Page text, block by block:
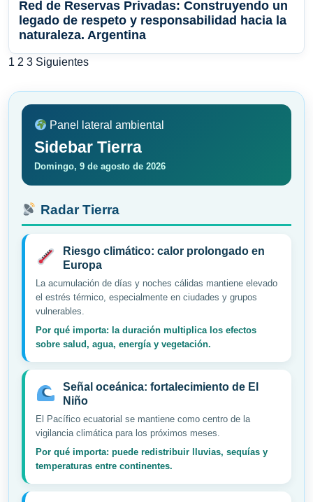
Red de Reservas Privadas: Construyendo un
legado de respeto y responsabilidad hacia la
naturaleza. Argentina
Paginación
de
entradas
1 2 3 Siguientes
Panel lateral ambiental
Sidebar Tierra
Domingo, 9 de agosto de 2026
Radar Tierra
Riesgo climático: calor prolongado en
Europa
La acumulación de días y noches cálidas mantiene elevado
el estrés térmico, especialmente en ciudades y grupos
vulnerables.
Por qué importa: la duración multiplica los efectos
sobre salud, agua, energía y vegetación.
Señal oceánica: fortalecimiento de El
Niño
El Pacífico ecuatorial se mantiene como centro de la
vigilancia climática para los próximos meses.
Por qué importa: puede redistribuir lluvias, sequías y
temperaturas entre continentes.